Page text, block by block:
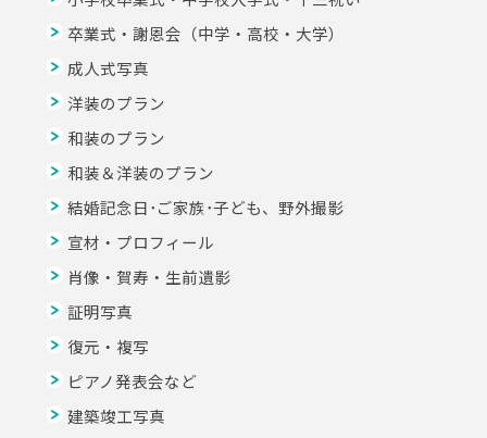
卒業式・謝恩会（中学・高校・大学）
成人式写真
洋装のプラン
和装のプラン
和装＆洋装のプラン
結婚記念日･ご家族･子ども、野外撮影
宣材・プロフィール
肖像・賀寿・生前遺影
証明写真
復元・複写
ピアノ発表会など
建築竣工写真